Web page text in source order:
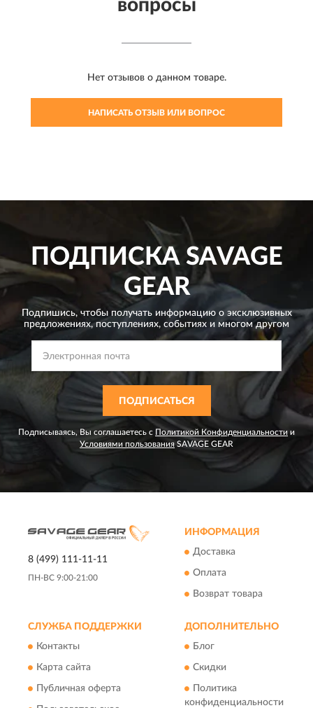
вопросы
Нет отзывов о данном товаре.
НАПИСАТЬ ОТЗЫВ ИЛИ ВОПРОС
ПОДПИСКАSAVAGE
GEAR
Подпишись, чтобы получать информацию о эксклюзивных
предложениях,поступлениях, событиях и многом другом
ПОДПИСАТЬСЯ
Подписываясь, Вы соглашаетесь с Политикой Конфиденциальности и
Условиями пользованияSAVAGE GEAR
8 (499) 111-11-11
ПН-ВС 9:00-21:00
ИНФОРМАЦИЯ
Доставка
Оплата
Возврат товара
СЛУЖБА ПОДДЕРЖКИ
Контакты
Карта сайта
Публичная оферта
ДОПОЛНИТЕЛЬНО
Блог
Скидки
Политика
конфиденциальности